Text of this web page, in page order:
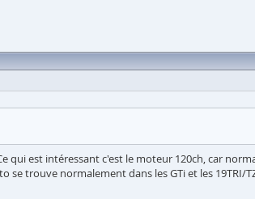
qui est intéressant c'est le moteur 120ch, car
trouve normalement dans les GTi et les 19TRI/